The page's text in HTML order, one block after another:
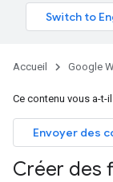
Accueil Google
Ce contenu vous a-t-
Envoyer des
Créer des